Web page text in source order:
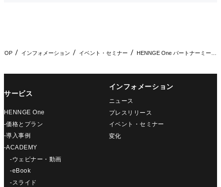
TOP インフォメーション イベント・セミナー
サービス
HENNGE One
-価格とプラン
-導入事例
-ACADEMY
-ウェビナー・動画
-eBook
-スライド
インフォメーション
ニュース
プレスリリース
イベント・セミナー
変化